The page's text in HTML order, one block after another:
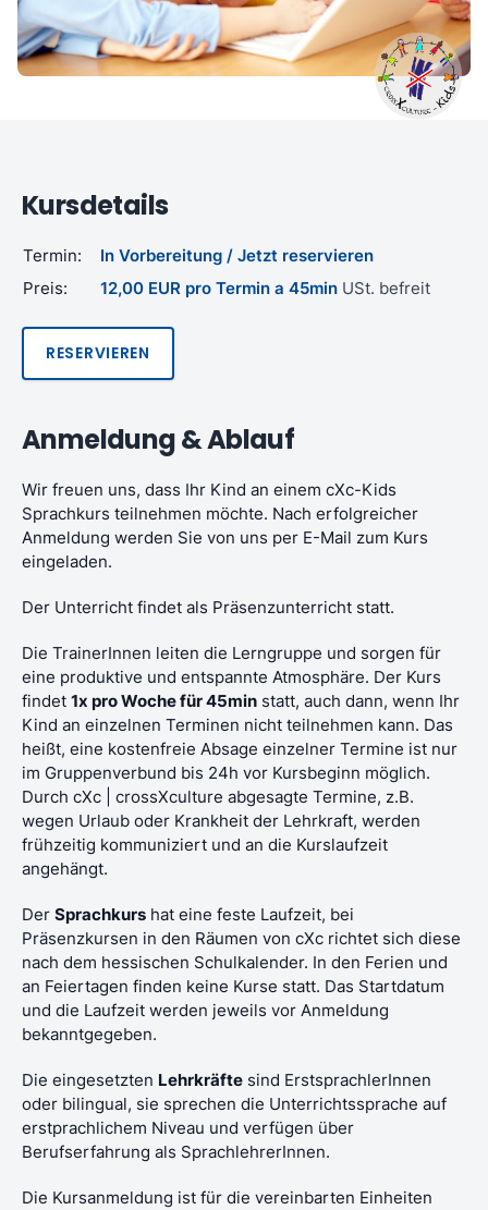
Kursdetails
Termin:
In Vorbereitung / Jetzt reservieren
Preis:
12,00 EUR pro Termin a 45min USt. befreit
RESERVIEREN
Anmeldung & Ablauf
Wir freuen uns, dass Ihr Kind an einem cXc-Kids
Sprachkurs teilnehmen möchte. Nach erfolgreicher
Anmeldung werden Sie von uns per E-Mail zum Kurs
eingeladen.
Der Unterricht findet als Präsenzunterricht statt.
Die TrainerInnen leiten die Lerngruppe und sorgen für
eine produktive und entspannte Atmosphäre. Der Kurs
findet 1x pro Woche für 45min statt, auch dann, wenn Ihr
Kind an einzelnen Terminen nicht teilnehmen kann. Das
heißt, eine kostenfreie Absage einzelner Termine ist nur
im Gruppenverbund bis 24h vor Kursbeginn möglich.
Durch cXc | crossXculture abgesagte Termine, z.B.
wegen Urlaub oder Krankheit der Lehrkraft, werden
frühzeitig kommuniziert und an die Kurslaufzeit
angehängt.
Der Sprachkurs hat eine feste Laufzeit, bei
Präsenzkursen in den Räumen von cXc richtet sich diese
nach dem hessischen Schulkalender. In den Ferien und
an Feiertagen finden keine Kurse statt. Das Startdatum
und die Laufzeit werden jeweils vor Anmeldung
bekanntgegeben.
Die eingesetzten Lehrkräfte sind ErstsprachlerInnen
oder bilingual, sie sprechen die Unterrichtssprache auf
erstprachlichem Niveau und verfügen über
Berufserfahrung als SprachlehrerInnen.
Die Kursanmeldung ist für die vereinbarten Einheiten